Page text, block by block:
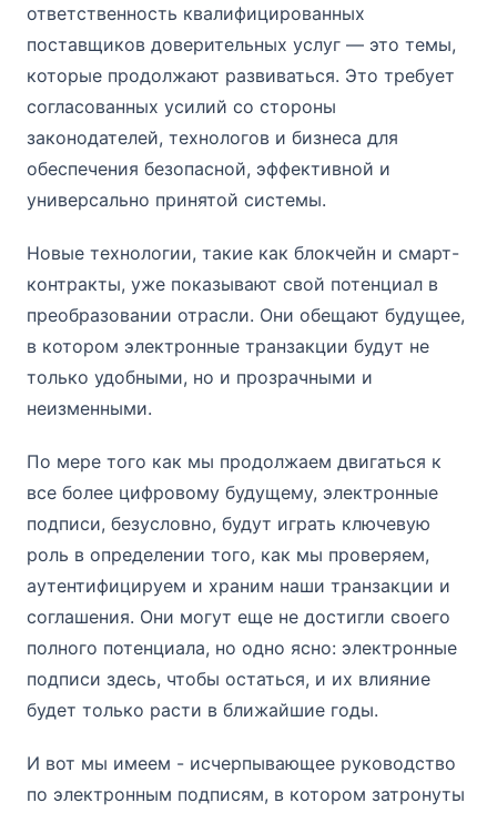
ответственность квалифицированных
поставщиков доверительных услуг — это темы,
которые продолжают развиваться. Это требует
согласованных усилий со стороны
законодателей, технологов и бизнеса для
обеспечения безопасной, эффективной и
универсально принятой системы.
Новые технологии, такие как блокчейн и смарт-
контракты, уже показывают свой потенциал в
преобразовании отрасли. Они обещают будущее,
в котором электронные транзакции будут не
только удобными, но и прозрачными и
неизменными.
По мере того как мы продолжаем двигаться к
все более цифровому будущему, электронные
подписи, безусловно, будут играть ключевую
роль в определении того, как мы проверяем,
аутентифицируем и храним наши транзакции и
соглашения. Они могут еще не достигли своего
полного потенциала, но одно ясно: электронные
подписи здесь, чтобы остаться, и их влияние
будет только расти в ближайшие годы.
И вот мы имеем - исчерпывающее руководство
по электронным подписям, в котором затронуты